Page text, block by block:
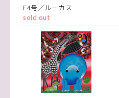
F4号／ルーカス
sold out